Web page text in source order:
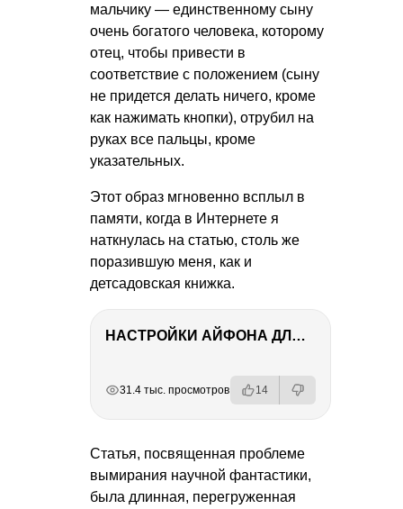
мальчику — единственному сыну
очень богатого человека, которому
отец, чтобы привести в
соответствие с положением (сыну
не придется делать ничего, кроме
как нажимать кнопки), отрубил на
руках все пальцы, кроме
указательных.
Этот образ мгновенно всплыл в
памяти, когда в Интернете я
наткнулась на статью, столь же
поразившую меня, как и
детсадовская книжка.
НАСТРОЙКИ АЙФОНА ДЛЯ ФОТО И ВИДЕО
31.4 тыс. просмотров 14
Статья, посвященная проблеме
вымирания научной фантастики,
была длинная, перегруженная